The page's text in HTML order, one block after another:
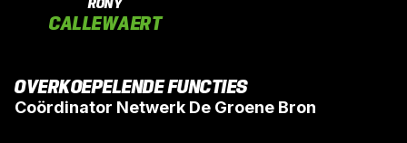
CALLEWAERT
OVERKOEPELENDE FUNCTIES
Coördinator Netwerk De Groene Bron